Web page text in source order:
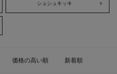
シュシュキッキ
価格の高い順 新着順